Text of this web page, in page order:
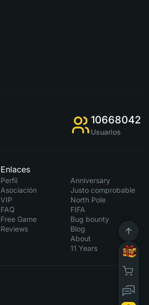
10668042
Usuarios
Enlaces
Perfil
Asociación
VIP
FAQ
Free Game
Reviews
Anniversary
Justo comprobable
North Pole
FIFA
Bug bounty
Blog
About
11 Years